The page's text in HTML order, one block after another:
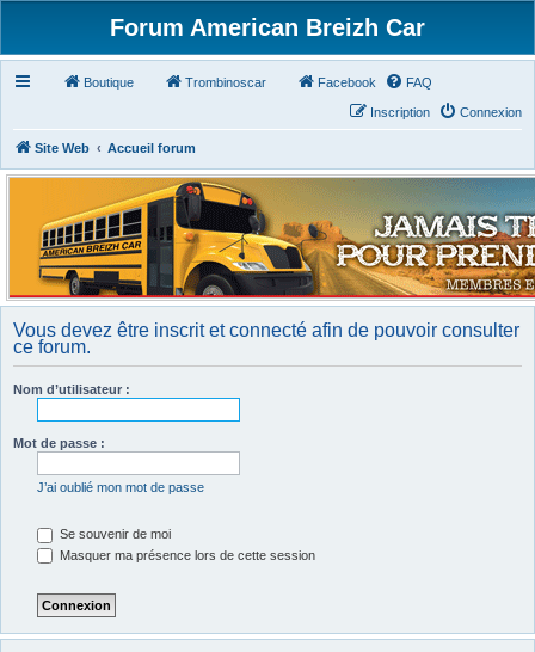
Forum American Breizh Car
Boutique Trombinoscar Facebook FAQ
Connexion
Inscription
Site Web Accueil forum
Vous devez être inscrit et connecté afin de pouvoir consulter
ce forum.
Nom d’utilisateur :
Mot de passe :
J’ai oublié mon mot de passe
Se souvenir de moi
Masquer ma présence lors de cette session